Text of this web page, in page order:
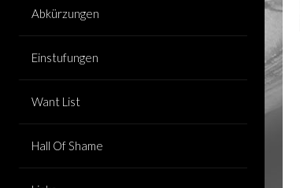
Abkürzungen
Einstufungen
Want List
Hall Of Shame